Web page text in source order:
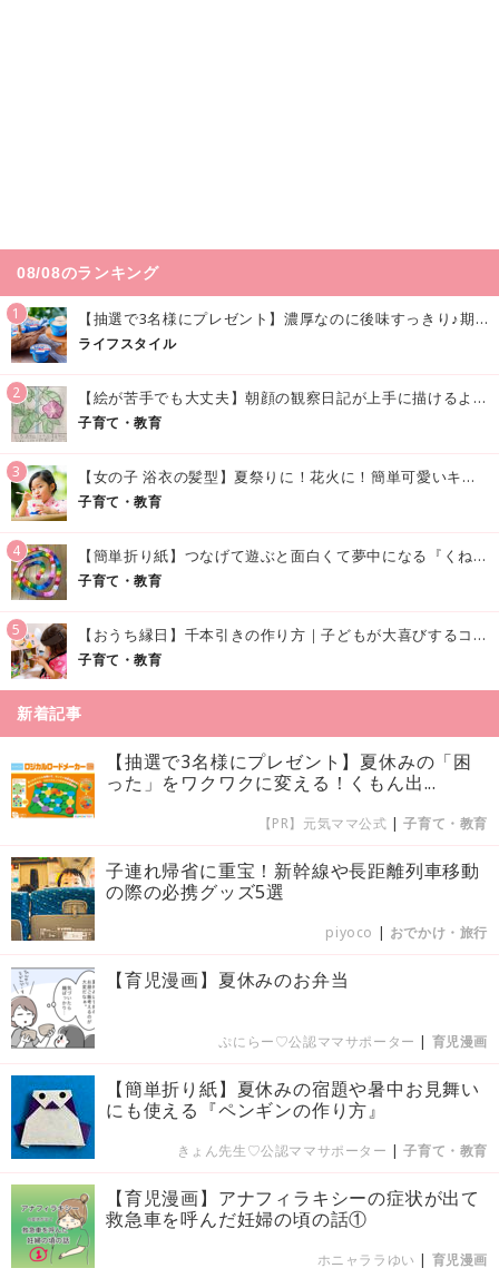
08/08のランキング
1 【抽選で3名様にプレゼント】濃厚なのに後味すっきり♪期間限定の「メイトーのなめらかプリン カルピス®入りソース」で夏を味わおう！
ライフスタイル
2 【絵が苦手でも大丈夫】朝顔の観察日記が上手に描けるようになる方法｜イラスト付き
子育て・教育
3 【女の子 浴衣の髪型】夏祭りに！花火に！簡単可愛いキッズの浴衣ヘアアレンジまとめ
子育て・教育
4 【簡単折り紙】つなげて遊ぶと面白くて夢中になる『くねくねへびさんの作り方』
子育て・教育
5 【おうち縁日】千本引きの作り方｜子どもが大喜びするコツやアイデア♪
子育て・教育
新着記事
【抽選で3名様にプレゼント】夏休みの「困
った」をワクワクに変える！くもん出...
【PR】元気ママ公式 |子育て・教育
子連れ帰省に重宝！新幹線や長距離列車移動
の際の必携グッズ5選
piyoco | おでかけ・旅行
【育児漫画】夏休みのお弁当
ぷにらー♡公認ママサポーター | 育児漫画
【簡単折り紙】夏休みの宿題や暑中お見舞い
にも使える『ペンギンの作り方』
きょん先生♡公認ママサポーター |子育て・教育
【育児漫画】アナフィラキシーの症状が出て
救急車を呼んだ妊婦の頃の話①
ホニャララゆい | 育児漫画